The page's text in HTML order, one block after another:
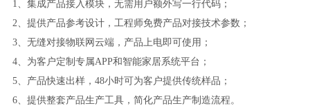
1
集成产品接入模块，无需用户额外写一行代码；
2
提供产品参考设计，工程师免费产品对接技术参数 ；
3、 无缝对接物联网云端，产品上电即可使用；
4、 为客户定制专属APP和智能家居系统平台；
5、 产品快速出样， 48小时可为客户提供传统样品；
6、 提供整套产品生产工具，简化产品生产制造流程。